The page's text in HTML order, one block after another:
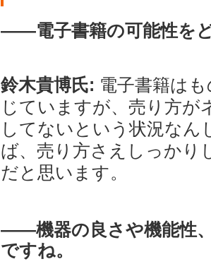
――電子書籍の可能性を
鈴木貴博氏: 電子書籍は
じていますが、売り方が
してないという状況なん
ば、売り方さえしっかり
だと思います。
――機器の良さや機能性
ですね。